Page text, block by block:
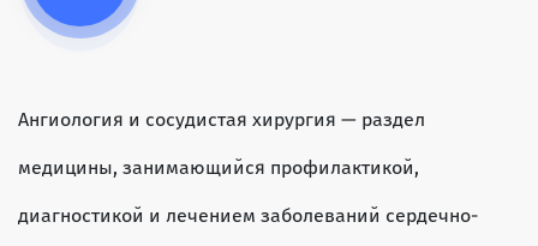
Ангиология и сосудистая хирургия — раздел
медицины, занимающийся профилактикой,
диагностикой и лечением заболеваний сердечно-